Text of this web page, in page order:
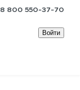
8 800 550-37-70
Войти